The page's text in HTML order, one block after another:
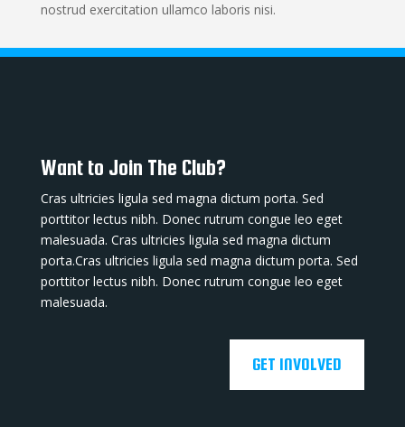
nostrud exercitation ullamco laboris nisi.
Want to Join The Club?
Cras ultricies ligula sed magna dictum porta. Sed
porttitor lectus nibh. Donec rutrum congue leo eget
malesuada. Cras ultricies ligula sed magna dictum
porta.Cras ultricies ligula sed magna dictum porta. Sed
porttitor lectus nibh. Donec rutrum congue leo eget
malesuada.
GET INVOLVED